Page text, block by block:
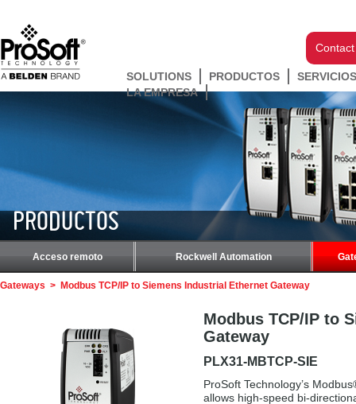
SOLUTIONS PRODUCTOS
LA EMPRESA
PRODUCTOS
Acceso remoto Rockwell Automation
Gateways > Modbus TCP/IP to Siemens Industrial Ethernet Gateway
Modbus TCP/IP to
Gateway
PLX31-MBTCP-SIE
ProSoft Technology’s
allows high-speed bi-